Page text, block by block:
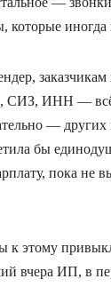
которые
заказчикам
СИЗ, ИНН —
— других
бы
пока не
к этому
вчера ИП, в